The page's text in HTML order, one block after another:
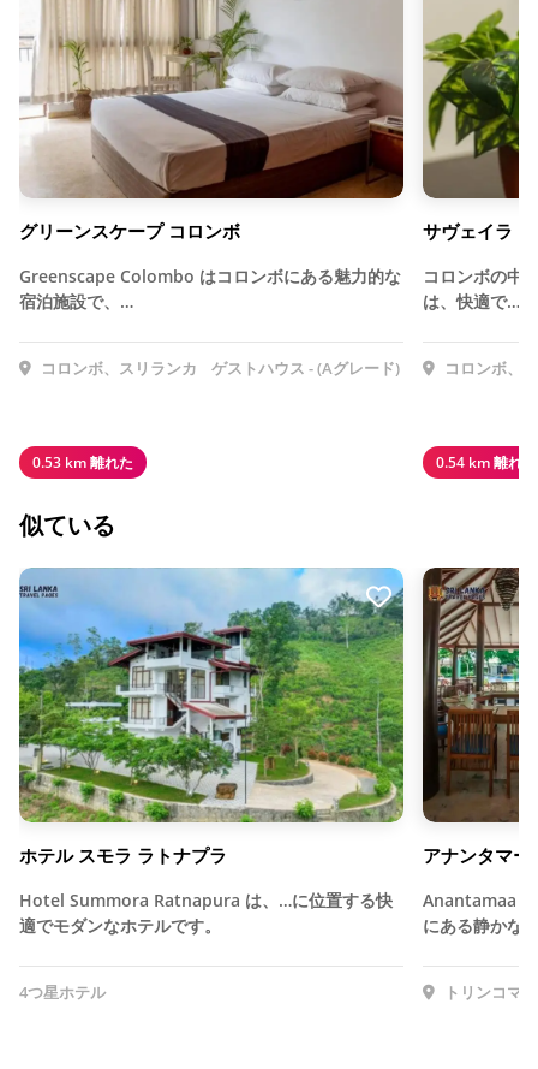
グリーンスケープ コロンボ
Greenscape Colombo はコロンボにある魅力的な
宿泊施設で、…
コロンボ、スリランカ ゲストハウス - (Aグレード)
0.53 km 離れた
サヴェイラ・
コロンボの中
は、快適で…
コロンボ、
0.54 km 離れた
似ている
ホテル スモラ ラトナプラ
Hotel Summora Ratnapura は、…に位置する快
適でモダンなホテルです。
4つ星ホテル
アナンタマー
Anantamaa
にある静かな
トリンコマ